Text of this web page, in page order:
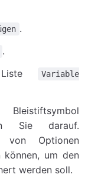
.
.
Variable
Sie darauf.
Optionen
können, um den
werden soll.